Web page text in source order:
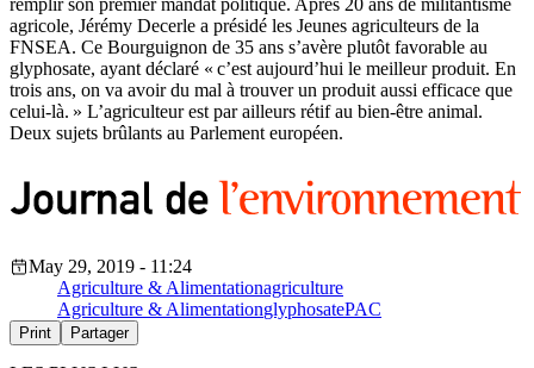
remplir son premier mandat politique. Après 20 ans de militantisme
agricole, Jérémy Decerle a présidé les Jeunes agriculteurs de la
FNSEA. Ce Bourguignon de 35 ans s’avère plutôt favorable au
glyphosate, ayant déclaré « c’est aujourd’hui le meilleur produit. En
trois ans, on va avoir du mal à trouver un produit aussi efficace que
celui-là. » L’agriculteur est par ailleurs rétif au bien-être animal.
Deux sujets brûlants au Parlement européen.
May 29, 2019 - 11:24
Agriculture & Alimentationagriculture
Agriculture & AlimentationglyphosatePAC
Print Partager